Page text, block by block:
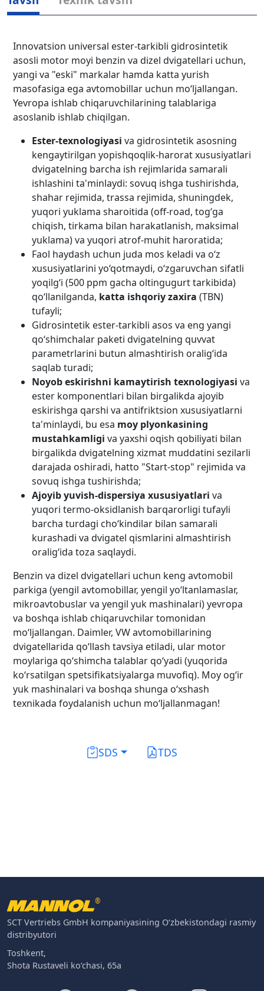
Innovatsion universal ester-tarkibli gidrosintetik
asosli motor moyi benzin va dizel dvigatellari uchun,
yangi va "eski" markalar hamda katta yurish
masofasiga ega avtomobillar uchun mo‘ljallangan.
Yevropa ishlab chiqaruvchilarining talablariga
asoslanib ishlab chiqilgan.
Ester-texnologiyasi va gidrosintetik asosning
kengaytirilgan yopishqoqlik-harorat xususiyatlari
dvigatelning barcha ish rejimlarida samarali
ishlashini ta'minlaydi: sovuq ishga tushirishda,
shahar rejimida, trassa rejimida, shuningdek,
yuqori yuklama sharoitida (off-road, tog‘ga
chiqish, tirkama bilan harakatlanish, maksimal
yuklama) va yuqori atrof-muhit haroratida;
Faol haydash uchun juda mos keladi va o‘z
xususiyatlarini yo‘qotmaydi, o‘zgaruvchan sifatli
yoqilg‘i (500 ppm gacha oltingugurt tarkibida)
qo‘llanilganda, katta ishqoriy zaxira (TBN)
tufayli;
Gidrosintetik ester-tarkibli asos va eng yangi
qo‘shimchalar paketi dvigatelning quvvat
parametrlarini butun almashtirish oralig‘ida
saqlab turadi;
Noyob eskirishni kamaytirish texnologiyasi va
ester komponentlari bilan birgalikda ajoyib
eskirishga qarshi va antifriktsion xususiyatlarni
ta'minlaydi, bu esa moy plyonkasining
mustahkamligi va yaxshi oqish qobiliyati bilan
birgalikda dvigatelning xizmat muddatini sezilarli
darajada oshiradi, hatto "Start-stop" rejimida va
sovuq ishga tushirishda;
Ajoyib yuvish-dispersiya xususiyatlari va
yuqori termo-oksidlanish barqarorligi tufayli
barcha turdagi cho‘kindilar bilan samarali
kurashadi va dvigatel qismlarini almashtirish
oralig‘ida toza saqlaydi.
Benzin va dizel dvigatellari uchun keng avtomobil
parkiga (yengil avtomobillar, yengil yo‘ltanlamaslar,
mikroavtobuslar va yengil yuk mashinalari) yevropa
va boshqa ishlab chiqaruvchilar tomonidan
mo‘ljallangan. Daimler, VW avtomobillarining
dvigatellarida qo‘llash tavsiya etiladi, ular motor
moylariga qo‘shimcha talablar qo‘yadi (yuqorida
ko‘rsatilgan spetsifikatsiyalarga muvofiq). Moy og‘ir
yuk mashinalari va boshqa shunga o‘xshash
texnikada foydalanish uchun mo‘ljallanmagan!
SDS TDS
®
SCT Vertriebs GmbH kompaniyasining O‘zbekistondagi rasmiy
distribyutori
Toshkent,
Shota Rustaveli ko‘chasi, 65a